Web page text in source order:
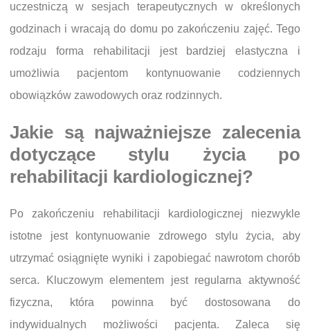
uczestniczą w sesjach terapeutycznych w określonych
godzinach i wracają do domu po zakończeniu zajęć. Tego
rodzaju forma rehabilitacji jest bardziej elastyczna i
umożliwia pacjentom kontynuowanie codziennych
obowiązków zawodowych oraz rodzinnych.
Jakie są najważniejsze zalecenia
dotyczące stylu życia po
rehabilitacji kardiologicznej?
Po zakończeniu rehabilitacji kardiologicznej niezwykle
istotne jest kontynuowanie zdrowego stylu życia, aby
utrzymać osiągnięte wyniki i zapobiegać nawrotom chorób
serca. Kluczowym elementem jest regularna aktywność
fizyczna, która powinna być dostosowana do
indywidualnych możliwości pacjenta. Zaleca się